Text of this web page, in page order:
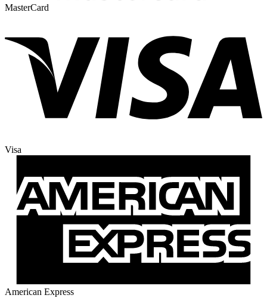
MasterCard
Visa
American Express